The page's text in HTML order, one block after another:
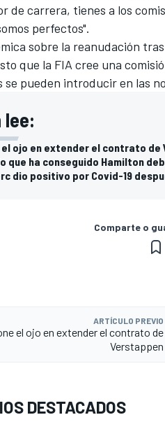
de carrera, tienes a los
perfectos".
sobre la reanudación
que la FIA cree una
se pueden introducir en las
lee:
el ojo en extender el contrato de
que ha conseguido Hamilton
dio positivo por Covid-19
Comparte o
ARTÍCULO PREVIO
el ojo en extender el contrato de
Verstappen
DESTACADOS